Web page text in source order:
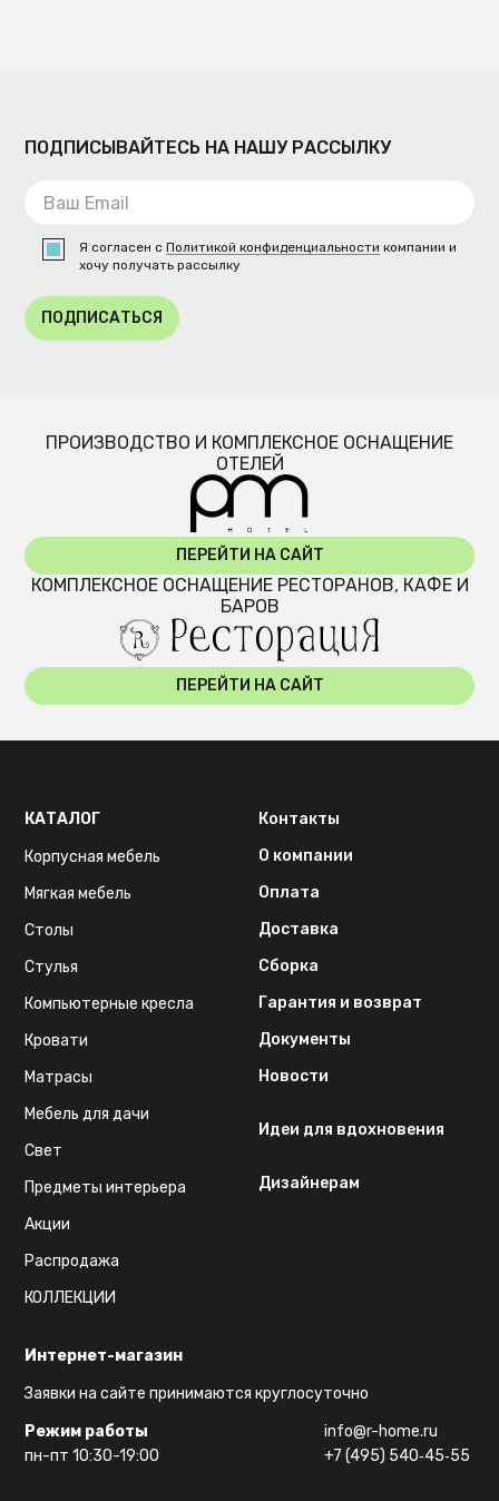
ПОДПИСЫВАЙТЕСЬ НА НАШУ РАССЫЛКУ
Я согласен сПолитикой конфиденциальности компании и
хочу получать рассылку
ПОДПИСАТЬСЯ
ПРОИЗВОДСТВО И КОМПЛЕКСНОЕ ОСНАЩЕНИЕ
ОТЕЛЕЙ
ПЕРЕЙТИ НА САЙТ
КОМПЛЕКСНОЕ ОСНАЩЕНИЕ РЕСТОРАНОВ, КАФЕ И
БАРОВ
ПЕРЕЙТИ НА САЙТ
Интернет-магазин
Заявки на сайте принимаются круглосуточно
Режим работы
пн-пт 10:30-19:00
info@r-home.ru
+7 (495) 540‑45‑55
КАТАЛОГ
Корпусная мебель
Мягкая мебель
Столы
Стулья
Компьютерные кресла
Кровати
Матрасы
Мебель для дачи
Свет
Предметы интерьера
Акции
Распродажа
КОЛЛЕКЦИИ
Контакты
О компании
Оплата
Доставка
Сборка
Гарантия и возврат
Документы
Новости
Идеи для вдохновения
Дизайнерам